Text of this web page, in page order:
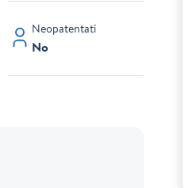
Neopatentati
No